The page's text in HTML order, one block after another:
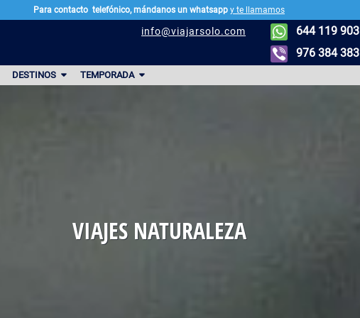
644 119 903
976 384 383
info@viajarsolo.com
DESTINOS TEMPORADA
VIAJES NATURALEZA
Para contacto telefónico, mándanos un whatsapp y te llamamos